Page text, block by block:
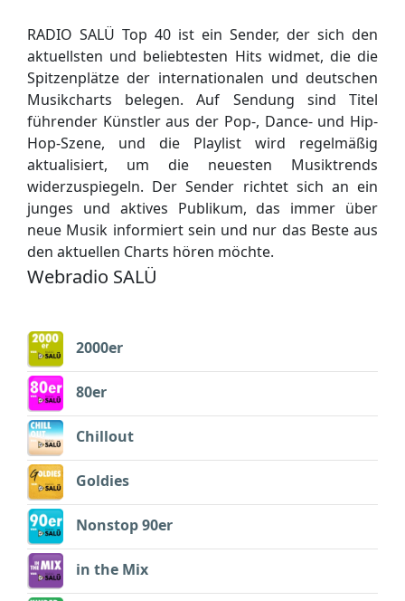
RADIO SALÜ Top 40 ist ein Sender, der sich den
aktuellsten und beliebtesten Hits widmet, die die
Spitzenplätze der internationalen und deutschen
Musikcharts belegen. Auf Sendung sind Titel
führender Künstler aus der Pop-, Dance- und Hip-
Hop-Szene, und die Playlist wird regelmäßig
aktualisiert, um die neuesten Musiktrends
widerzuspiegeln. Der Sender richtet sich an ein
junges und aktives Publikum, das immer über
neue Musik informiert sein und nur das Beste aus
den aktuellen Charts hören möchte.
Webradio SALÜ
2000er
80er
Chillout
Goldies
Nonstop 90er
in the Mix